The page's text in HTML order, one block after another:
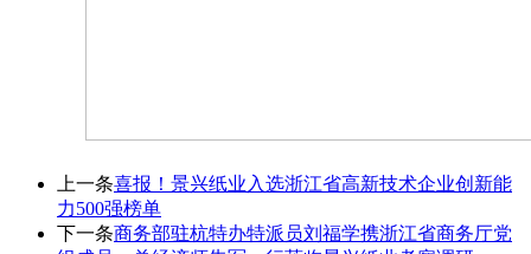
上一条喜报！景兴纸业入选浙江省高新技术企业创新能
力500强榜单
下一条商务部驻杭特办特派员刘福学携浙江省商务厅党